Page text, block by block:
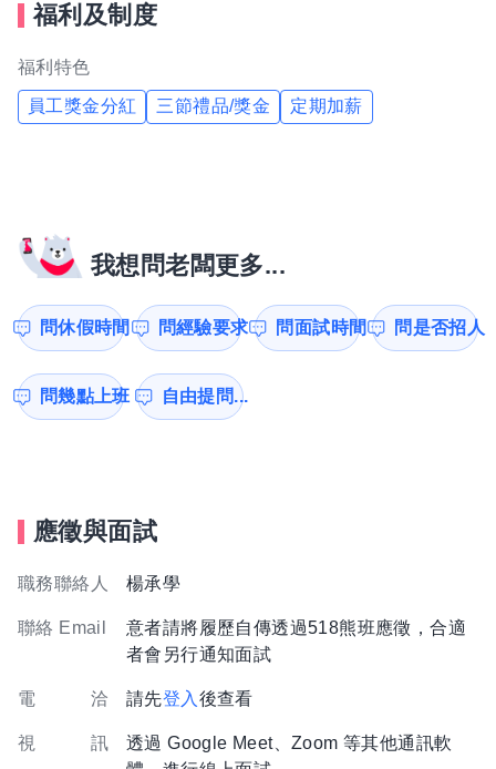
福利及制度
福利特色
員工獎金分紅 三節禮品/獎金 定期加薪
我想問老闆更多...
問休假時間 問經驗要求 問面試時間 問是否招人
問幾點上班 自由提問...
應徵與面試
職務聯絡人 楊承學
聯絡 Email
意者請將履歷自傳透過518熊班應徵，合適
者會另行通知面試
電 洽 請先登入 後查看
視 訊
透過 Google Meet、Zoom 等其他通訊軟